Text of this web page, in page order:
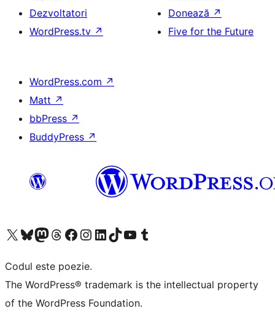
Dezvoltatori
WordPress.tv ↗
Donează ↗
Five for the Future
WordPress.com ↗
Matt ↗
bbPress ↗
BuddyPress ↗
Mergi la contul nostru X (fost Twitter)
Vizitează contul nostru Bluesky
Vizitează contul nostru Mastodon
Vizitează contul nostru Threads
Vizitează pagina noastră Facebook
Vizitează-ne pe Instagram
Vizitează-ne pe LinkedIn
Vizitează contul nostru TikTok
Vizitează canalul nostru YouTube
Vizitează contul nostru Tumblr
Codul este poezie.
The WordPress® trademark is the intellectual property
of the WordPress Foundation.